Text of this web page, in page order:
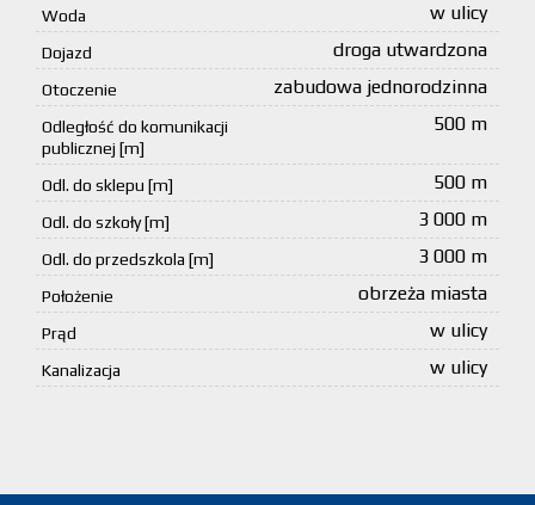
Woda w ulicy
Dojazd droga utwardzona
Otoczenie zabudowa jednorodzinna
Odległość do komunikacji
publicznej [m]
500 m
Odl. do sklepu [m] 500 m
Odl. do szkoły [m] 3 000 m
Odl. do przedszkola [m] 3 000 m
Położenie obrzeża miasta
Prąd w ulicy
Kanalizacja w ulicy